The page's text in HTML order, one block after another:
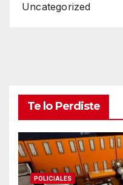
Uncategorized
Te lo Perdiste
POLICIALES